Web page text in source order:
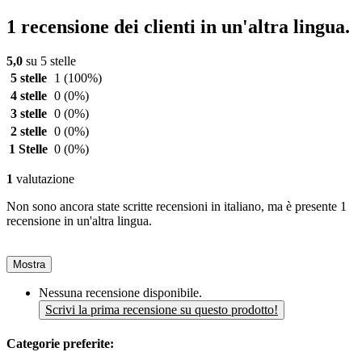
1 recensione dei clienti in un'altra lingua.
5,0 su 5 stelle
5 stelle
1 (100%)
4 stelle 0 (0%)
3 stelle 0 (0%)
2 stelle 0 (0%)
1 Stelle 0 (0%)
1 valutazione
Non sono ancora state scritte recensioni in italiano, ma è presente 1
recensione in un'altra lingua.
Mostra
Nessuna recensione disponibile.
Scrivi la prima recensione su questo prodotto!
Categorie preferite: